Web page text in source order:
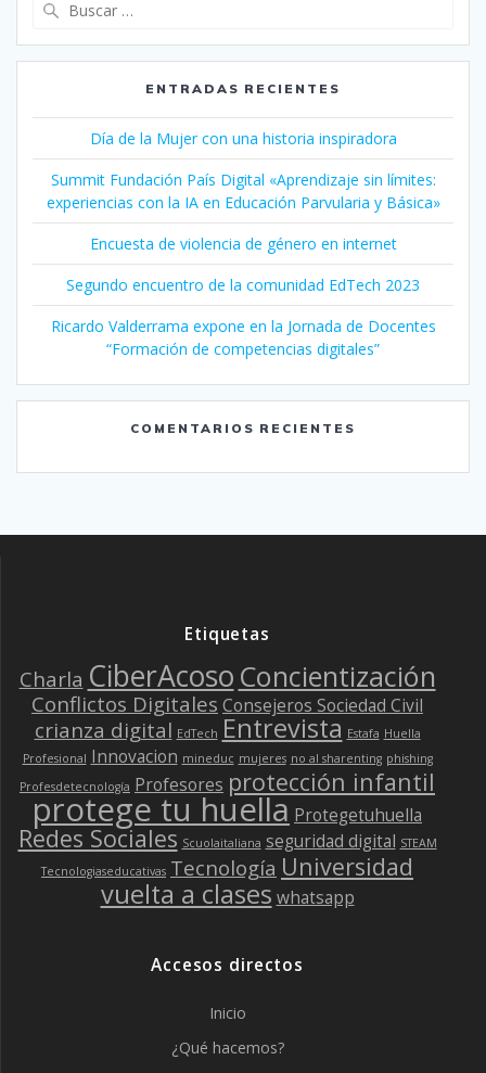
ENTRADAS RECIENTES
Día de la Mujer con una historia inspiradora
Summit Fundación País Digital «Aprendizaje sin límites:
experiencias con la IA en Educación Parvularia y Básica»
Encuesta de violencia de género en internet
Segundo encuentro de la comunidad EdTech 2023
Ricardo Valderrama expone en la Jornada de Docentes
“Formación de competencias digitales”
COMENTARIOS RECIENTES
Etiquetas
Charla CiberAcoso Concientización
Conflictos Digitales Consejeros Sociedad Civil
crianza digital EdTech Entrevista Estafa Huella
Profesional Innovacion mineduc mujeres no al sharenting phishing
Profesdetecnología Profesores protección infantil
protege tu huella Protegetuhuella
Redes Sociales Scuolaitaliana seguridad digital STEAM
Tecnologiaseducativas Tecnología Universidad
vuelta a clases whatsapp
Accesos directos
Inicio
¿Qué hacemos?